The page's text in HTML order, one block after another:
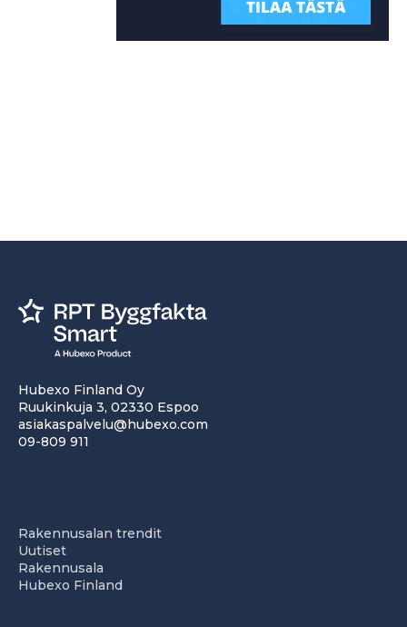
Hubexo Finland Oy
Ruukinkuja 3, 02330 Espoo
asiakaspalvelu@hubexo.com
09-809 911
Rakennusalan trendit
Uutiset
Rakennusala
Hubexo Finland